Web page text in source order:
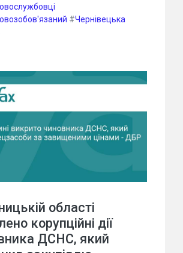
#Чернівецька
області
корупційні дії
ДСНС, який